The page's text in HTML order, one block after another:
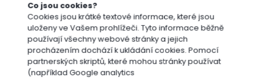
Co jsou cookies?
Cookies jsou krátké textové informace, které jsou
uloženy ve Vašem prohlížeči. Tyto informace běžně
používají všechny webové stránky a jejich
procházením dochází k ukládání cookies. Pomocí
partnerských skriptů, které mohou stránky používat
(například Google analytics
OCHRANA ROSTLIN